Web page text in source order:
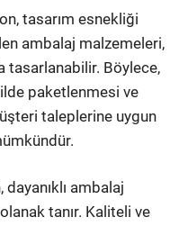
tasarım esnekliği
ambalaj malzemeleri,
tasarlanabilir. Böylece,
paketlenmesi ve
taleplerine uygun
ambalaj
tanır. Kaliteli ve